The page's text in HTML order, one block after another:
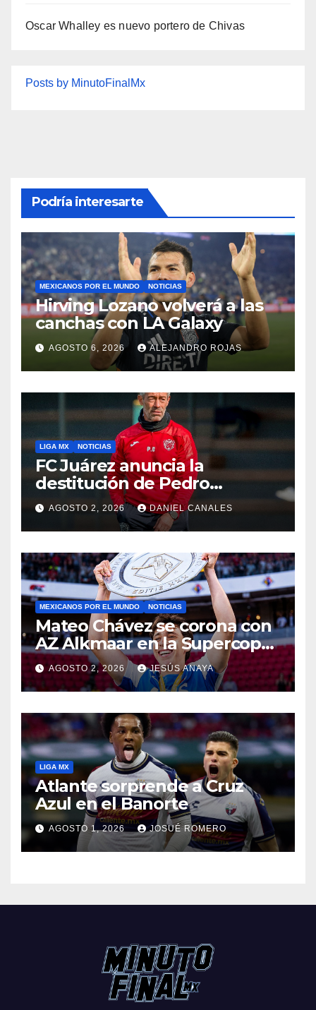
Oscar Whalley es nuevo portero de Chivas
Posts by MinutoFinalMx
Podría interesarte
MEXICANOS POR EL MUNDO NOTICIAS
Hirving Lozano volverá a las
canchas con LA Galaxy
AGOSTO 6, 2026 ALEJANDRO ROJAS
LIGA MX NOTICIAS
FC Juárez anuncia la
destitución de Pedro
Caixinha
AGOSTO 2, 2026 DANIEL CANALES
MEXICANOS POR EL MUNDO NOTICIAS
Mateo Chávez se corona con
AZ Alkmaar en la Supercopa
de Países Bajos
AGOSTO 2, 2026 JESÚS ANAYA
LIGA MX
Atlante sorprende a Cruz
Azul en el Banorte
AGOSTO 1, 2026 JOSUÉ ROMERO